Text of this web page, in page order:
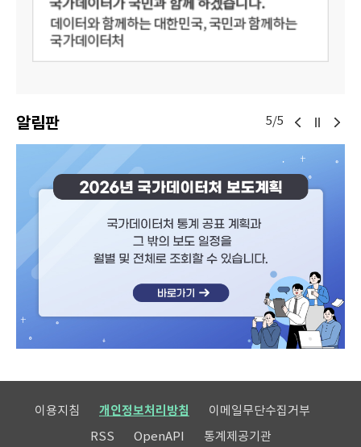
알림판 5/5
이용지침 개인정보처리방침
이메일무단수집거부
RSS
OpenAPI 통계제공기관